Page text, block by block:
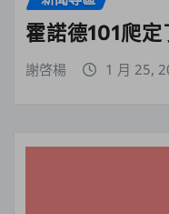
霍諾德101爬
謝啓楊 1 月 25,